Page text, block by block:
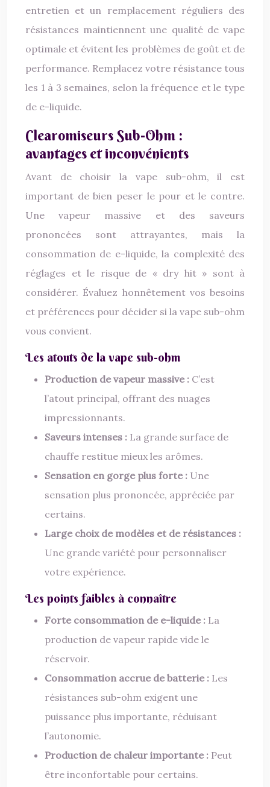
entretien et un remplacement réguliers des
résistances maintiennent une qualité de vape
optimale et évitent les problèmes de goût et de
performance. Remplacez votre résistance tous
les 1 à 3 semaines, selon la fréquence et le type
de e-liquide.
Clearomiseurs Sub-Ohm :
avantages et inconvénients
Avant de choisir la vape sub-ohm, il est
important de bien peser le pour et le contre.
Une vapeur massive et des saveurs
prononcées sont attrayantes, mais la
consommation de e-liquide, la complexité des
réglages et le risque de « dry hit » sont à
considérer. Évaluez honnêtement vos besoins
et préférences pour décider si la vape sub-ohm
vous convient.
Les atouts de la vape sub-ohm
Production de vapeur massive : C’est
l’atout principal, offrant des nuages
impressionnants.
Saveurs intenses : La grande surface de
chauffe restitue mieux les arômes.
Sensation en gorge plus forte : Une
sensation plus prononcée, appréciée par
certains.
Large choix de modèles et de résistances :
Une grande variété pour personnaliser
votre expérience.
Les points faibles à connaître
Forte consommation de e-liquide : La
production de vapeur rapide vide le
réservoir.
Consommation accrue de batterie : Les
résistances sub-ohm exigent une
puissance plus importante, réduisant
l’autonomie.
Production de chaleur importante : Peut
être inconfortable pour certains.